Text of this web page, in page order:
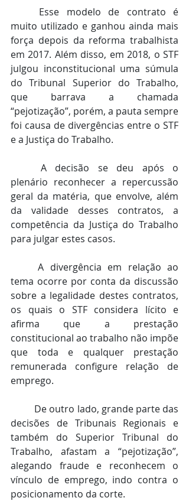
muito utilizado e ganhou ainda mais
força depois da reforma trabalhista
em 2017. Além disso, em 2018, o STF
julgou inconstitucional uma súmula
do Tribunal Superior do Trabalho,
que barrava a chamada
“pejotização”, porém, a pauta sempre
foi causa de divergências entre o STF
e a Justiça do Trabalho.
plenário reconhecer a repercussão
geral da matéria, que envolve, além
da validade desses contratos, a
competência da Justiça do Trabalho
para julgar estes casos.
	A divergência em relação ao
tema ocorre por conta da discussão
sobre a legalidade destes contratos,
os quais o STF considera lícito e
afirma que a prestação
constitucional ao trabalho não impõe
que toda e qualquer prestação
remunerada configure relação de
emprego.
decisões de Tribunais Regionais e
também do Superior Tribunal do
Trabalho, afastam a “pejotização”,
alegando fraude e reconhecem o
vínculo de emprego, indo contra o
posicionamento da corte.